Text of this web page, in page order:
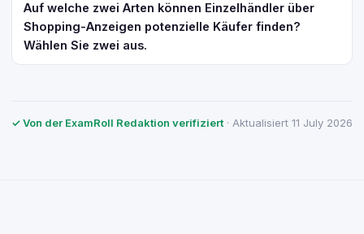
Auf welche zwei Arten können Einzelhändler über
Shopping-Anzeigen potenzielle Käufer finden?
Wählen Sie zwei aus.
✓ Von der ExamRoll Redaktion verifiziert · Aktualisiert 11 July 2026